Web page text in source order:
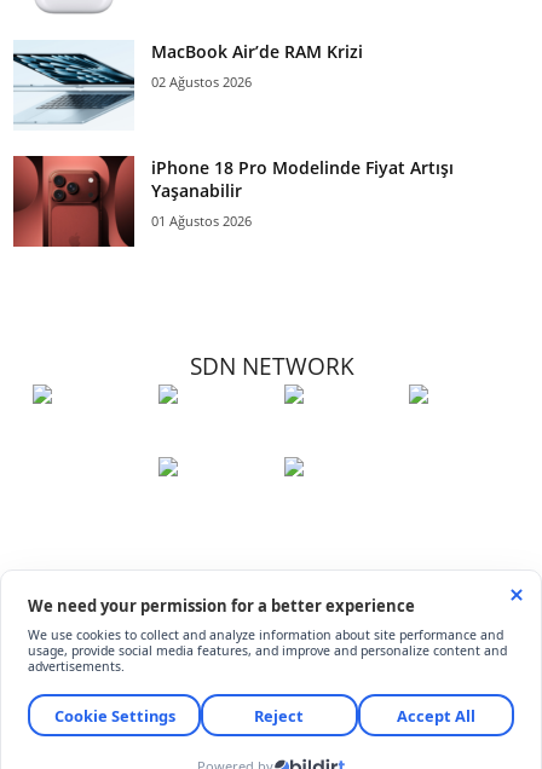
MacBook Air’de RAM Krizi
02 Ağustos 2026
iPhone 18 Pro Modelinde Fiyat Artışı
Yaşanabilir
01 Ağustos 2026
SDN NETWORK
© ShiftDelete.Net